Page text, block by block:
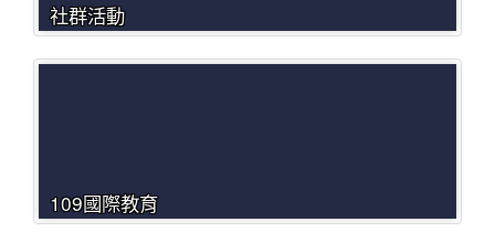
社群活動
109國際教育